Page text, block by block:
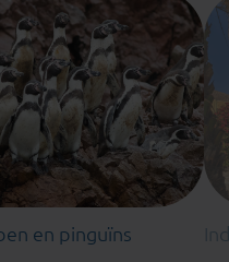
en pinguïns